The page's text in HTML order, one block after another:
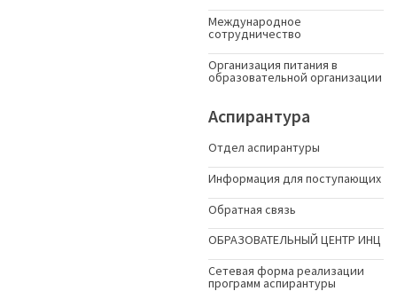
Международное
сотрудничество
Организация питания в
образовательной организации
Аспирантура
Отдел аспирантуры
Информация для поступающих
Обратная связь
ОБРАЗОВАТЕЛЬНЫЙ ЦЕНТР ИНЦ
Сетевая форма реализации
программ аспирантуры